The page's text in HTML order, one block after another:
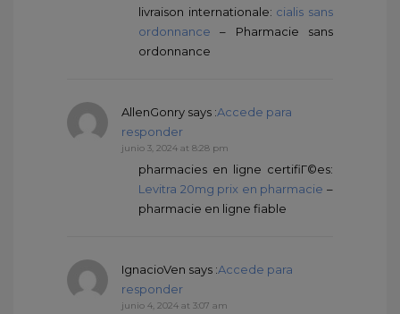
livraison internationale: cialis sans
ordonnance – Pharmacie sans
ordonnance
AllenGonry says :Accede para
responder
junio 3, 2024 at 8:28 pm
pharmacies en ligne certifiГ©es:
Levitra 20mg prix en pharmacie –
pharmacie en ligne fiable
IgnacioVen says :Accede para
responder
junio 4, 2024 at 3:07 am